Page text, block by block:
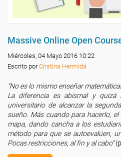
Massive Online Open
Miércoles, 04 Mayo 2016 10:22
Escrito porCristina Hermida
“No es lo mismo enseñar
La diferencia es abismal y
universitario de alcanzar la
sueño. Más cuando para hacerlo,
mapa, dando cancha a los
método para que se autoevalúen,
Pocas restricciones, al fin y al cabo”